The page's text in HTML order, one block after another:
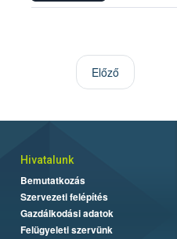
Előző
Hivatalunk
Bemutatkozás
Szervezeti felépítés
Gazdálkodási adatok
Felügyeleti szervünk